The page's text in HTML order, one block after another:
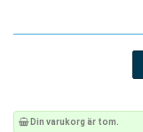
Din varukorg är tom.